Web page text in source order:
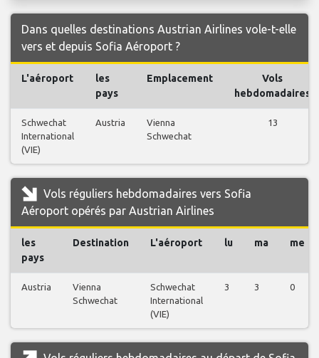
Dans quelles destinations Austrian Airlines vole-t-elle
vers et depuis Sofia Aéroport ?
L'aéroport
les
pays
Emplacement
Vols
hebdomadaires
Schwechat
International
(VIE)
Austria
Vienna
Schwechat
13
Vols réguliers hebdomadaires vers Sofia
Aéroport opérés par Austrian Airlines
les
pays
Destination L'aéroport lu ma me
Austria
Vienna
Schwechat
Schwechat
International
(VIE)
3 3 0